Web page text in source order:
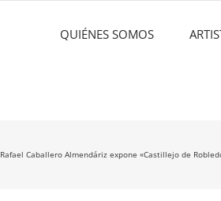
QUIÉNES SOMOS
Rafael Caballero Almendáriz expone «Castillejo de